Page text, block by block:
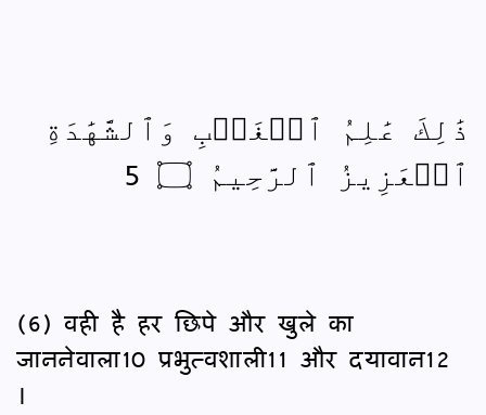
ذَٰلِكَ عَٰلِمُ ٱلۡغَيۡبِ وَٱلشَّهَٰدَةِ
ٱلۡعَزِيزُ ٱلرَّحِيمُ ۝ 5
(6) वही है हर छिपे और खुले का
जाननेवाला10 प्रभुत्वशाली11 और दयावान12
।